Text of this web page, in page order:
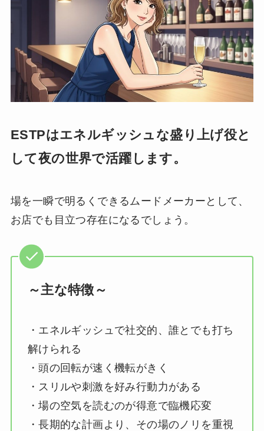
ESTPはエネルギッシュな盛り上げ役と
して夜の世界で活躍します。
場を一瞬で明るくできるムードメーカーとして、
お店でも目立つ存在になるでしょう。
～主な特徴～
・エネルギッシュで社交的、誰とでも打ち
解けられる
・頭の回転が速く機転がきく
・スリルや刺激を好み行動力がある
・場の空気を読むのが得意で臨機応変
・長期的な計画より、その場のノリを重視